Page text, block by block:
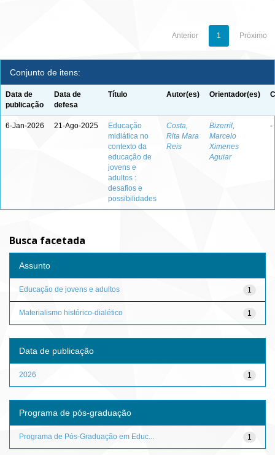
Anterior 1 Próximo
Conjunto de itens:
Data de
publicação
Data de
defesa
Título Autor(es) Orientador(es)
6-Jan-2026 21-Ago-2025
Educação
midiática no
contexto da
educação de
jovens e
adultos :
desafios e
possibilidades
Costa,
Rita Mara
Reis
Bizerril,
Marcelo
Ximenes
Aguiar
-
Busca facetada
Assunto
1
Educação de jovens e adultos
1
Materialismo histórico-dialético
Data de publicação
1
2026
Programa de pós-graduação
1
Programa de Pós-Graduação em Educ...